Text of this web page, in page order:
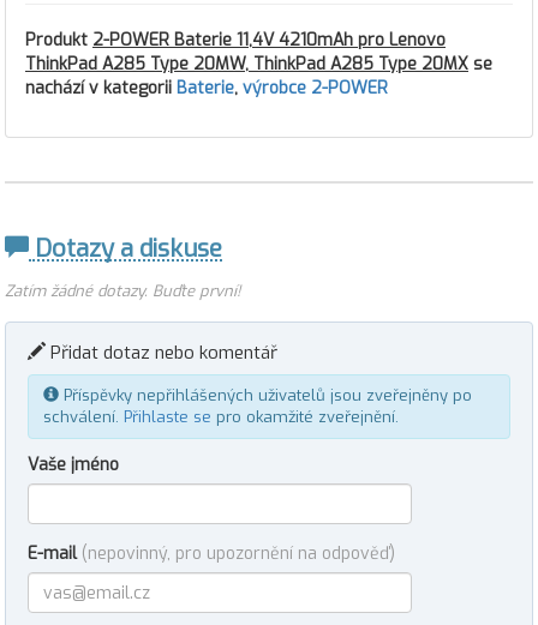
Produkt 2-POWER Baterie 11,4V 4210mAh pro Lenovo
ThinkPad A285 Type 20MW, ThinkPad A285 Type 20MX se
nachází v kategorii Baterie, výrobce 2-POWER
Dotazy a diskuse
Zatím žádné dotazy. Buďte první!
Přidat dotaz nebo komentář
Příspěvky nepřihlášených uživatelů jsou zveřejněny po
schválení. Přihlaste se pro okamžité zveřejnění.
Vaše jméno
E-mail (nepovinný, pro upozornění na odpověď)